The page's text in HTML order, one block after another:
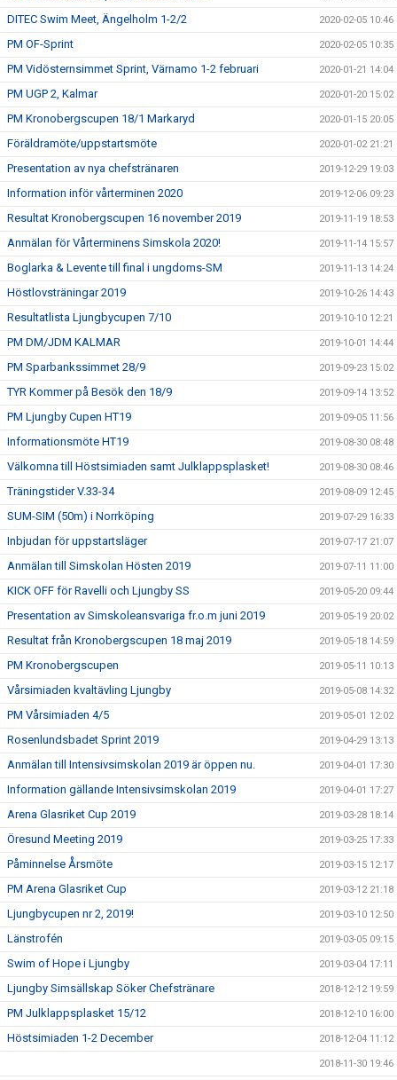
DITEC Swim Meet, Ängelholm 1-2/2 2020-02-05 10:46
PM OF-Sprint 2020-02-05 10:35
PM Vidösternsimmet Sprint, Värnamo 1-2 februari 2020-01-21 14:04
PM UGP 2, Kalmar 2020-01-20 15:02
PM Kronobergscupen 18/1 Markaryd 2020-01-15 20:05
Föräldramöte/uppstartsmöte 2020-01-02 21:21
Presentation av nya chefstränaren 2019-12-29 19:03
Information inför vårterminen 2020 2019-12-06 09:23
Resultat Kronobergscupen 16 november 2019 2019-11-19 18:53
Anmälan för Vårterminens Simskola 2020! 2019-11-14 15:57
Boglarka & Levente till final i ungdoms-SM 2019-11-13 14:24
Höstlovsträningar 2019 2019-10-26 14:43
Resultatlista Ljungbycupen 7/10 2019-10-10 12:21
PM DM/JDM KALMAR 2019-10-01 14:44
PM Sparbankssimmet 28/9 2019-09-23 15:02
TYR Kommer på Besök den 18/9 2019-09-14 13:52
PM Ljungby Cupen HT19 2019-09-05 11:56
Informationsmöte HT19 2019-08-30 08:48
Välkomna till Höstsimiaden samt Julklappsplasket! 2019-08-30 08:46
Träningstider V.33-34 2019-08-09 12:45
SUM-SIM (50m) i Norrköping 2019-07-29 16:33
Inbjudan för uppstartsläger 2019-07-17 21:07
Anmälan till Simskolan Hösten 2019 2019-07-11 11:00
KICK OFF för Ravelli och Ljungby SS 2019-05-20 09:44
Presentation av Simskoleansvariga fr.o.m juni 2019 2019-05-19 20:02
Resultat från Kronobergscupen 18 maj 2019 2019-05-18 14:59
PM Kronobergscupen 2019-05-11 10:13
Vårsimiaden kvaltävling Ljungby 2019-05-08 14:32
PM Vårsimiaden 4/5 2019-05-01 12:02
Rosenlundsbadet Sprint 2019 2019-04-29 13:13
Anmälan till Intensivsimskolan 2019 är öppen nu. 2019-04-01 17:30
Information gällande Intensivsimskolan 2019 2019-04-01 17:27
Arena Glasriket Cup 2019 2019-03-28 18:14
Öresund Meeting 2019 2019-03-25 17:33
Påminnelse Årsmöte 2019-03-15 12:17
PM Arena Glasriket Cup 2019-03-12 21:18
Ljungbycupen nr 2, 2019! 2019-03-10 12:50
Länstrofén 2019-03-05 09:15
Swim of Hope i Ljungby 2019-03-04 17:11
Ljungby Simsällskap Söker Chefstränare 2018-12-12 19:59
PM Julklappsplasket 15/12 2018-12-10 16:00
Höstsimiaden 1-2 December 2018-12-04 11:12
2018-11-30 19:46